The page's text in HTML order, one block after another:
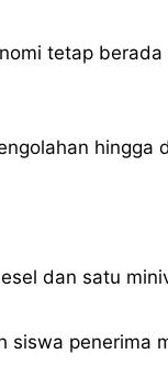
tetap berada
hingga
dan satu
siswa penerima